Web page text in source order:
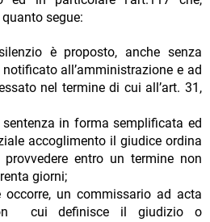
segue:
è proposto, anche senza
all’amministrazione e ad
nel termine di cui all’art. 31,
in forma semplificata ed
accoglimento il giudice ordina
provvedere entro un termine non
giorni;
un commissario ad acta
cui definisce il giudizio o